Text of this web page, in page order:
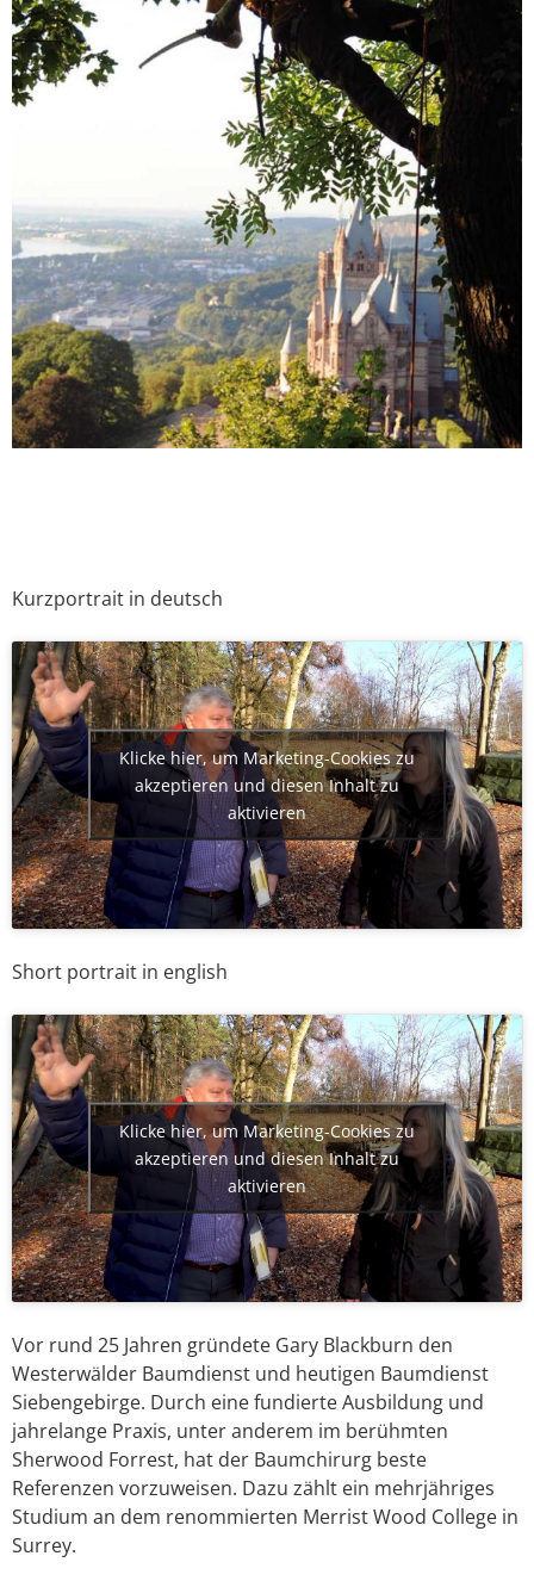
Kurzportrait in deutsch
Klicke hier, um Marketing-Cookies zu
akzeptieren und diesen Inhalt zu
aktivieren
Short portrait in english
Klicke hier, um Marketing-Cookies zu
akzeptieren und diesen Inhalt zu
aktivieren
Vor rund 25 Jahren gründete Gary Blackburn den
Westerwälder Baumdienst und heutigen Baumdienst
Siebengebirge. Durch eine fundierte Ausbildung und
jahrelange Praxis, unter anderem im berühmten
Sherwood Forrest, hat der Baumchirurg beste
Referenzen vorzuweisen. Dazu zählt ein mehrjähriges
Studium an dem renommierten Merrist Wood College in
Surrey.